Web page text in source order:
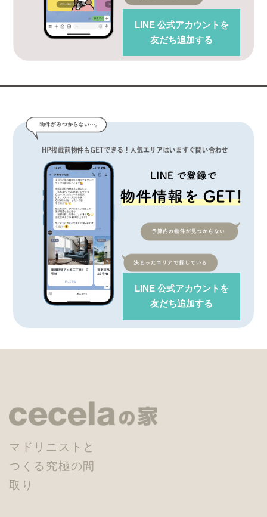
LINE 公式アカウント を
友だち追加する
LINE 公式アカウント を
友だち追加する
マドリニストと
つくる究極の間
取り